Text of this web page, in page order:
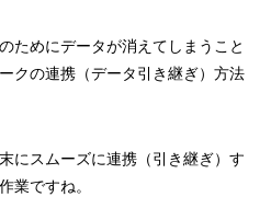
ためにデータが消えてしまうこと
クの連携（データ引き継ぎ）方法
にスムーズに連携（引き継ぎ）す
業ですね。